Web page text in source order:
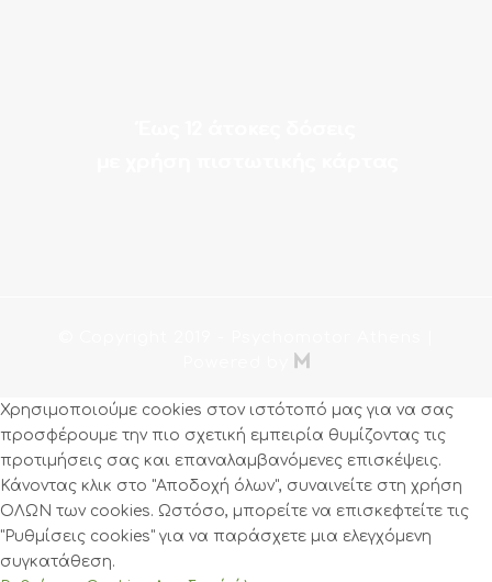

Χρησιμοποιούμε cookies στον ιστότοπό μας για να σας
προσφέρουμε την πιο σχετική εμπειρία θυμίζοντας τις
προτιμήσεις σας και επαναλαμβανόμενες επισκέψεις.
Κάνοντας κλικ στο "Αποδοχή όλων", συναινείτε στη χρήση
ΟΛΩΝ των cookies. Ωστόσο, μπορείτε να επισκεφτείτε τις
"Ρυθμίσεις cookies" για να παράσχετε μια ελεγχόμενη
συγκατάθεση.